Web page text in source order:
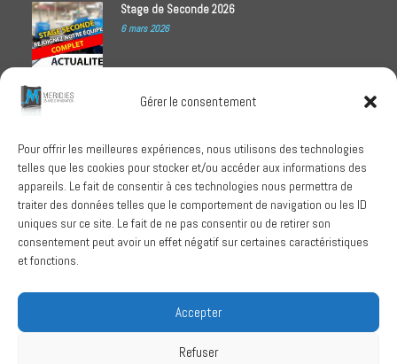
Gérer le consentement
Pour offrir les meilleures expériences, nous utilisons des technologies
telles que les cookies pour stocker et/ou accéder aux informations des
appareils. Le fait de consentir à ces technologies nous permettra de
traiter des données telles que le comportement de navigation ou les ID
uniques sur ce site. Le fait de ne pas consentir ou de retirer son
consentement peut avoir un effet négatif sur certaines caractéristiques
et fonctions.
Accepter
Refuser
Stage de Seconde 2026
6 mars 2026
1 octobre 2025
RECHERCHER
SUIVEZ-NOUS
Conditions Générales de Vente